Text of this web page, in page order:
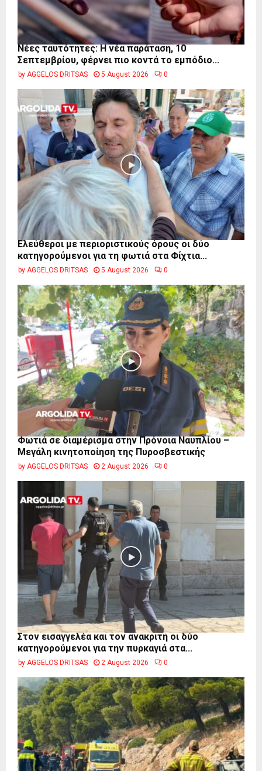
Νέες ταυτότητες: Η νέα παράταση, 10
Σεπτεμβρίου, φέρνει πιο κοντά το εμπόδιο...
by AGGELOS DRITSAS 5 August 2026 0
Ελεύθεροι με περιοριστικούς όρους οι δύο
κατηγορούμενοι για τη φωτιά στα Φίχτια...
by AGGELOS DRITSAS 5 August 2026 0
Φωτιά σε διαμέρισμα στην Πρόνοια Ναυπλίου –
Μεγάλη κινητοποίηση της Πυροσβεστικής
by AGGELOS DRITSAS 2 August 2026 0
Στον εισαγγελέα και τον ανακριτή οι δύο
κατηγορούμενοι για την πυρκαγιά στα...
by AGGELOS DRITSAS 2 August 2026 0